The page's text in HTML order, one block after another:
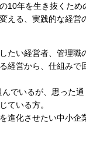
10年を生き抜くため
える、実践的な経営
たい経営者、管理職
経営から、仕組み
んでいるが、思った
ている方。
進化させたい中小